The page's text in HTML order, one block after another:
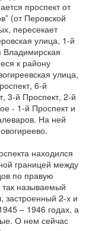
проспект от
(от Перовской
пересекает
улица, 1-й
Владимирская
к району
улица,
6-й
3-й Проспект, 2-й
- 1-й Проспект и
На ней
находился
границей между
по правую
так называемый
застроенный 2-х и
– 1946 годах, а
О нем сейчас